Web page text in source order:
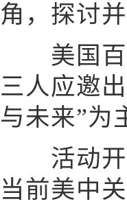
角，探讨
美国百
三人应邀
与未来”为
活动开
当前美中